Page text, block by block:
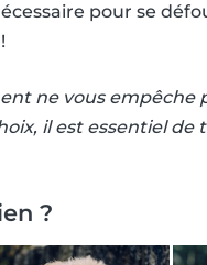
pour se
ne vous empêche
il est essentiel
?